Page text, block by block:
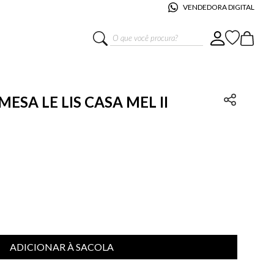
VENDEDORA DIGITAL
O que você procura?
LE LIS CASA MEL II
ADICIONAR À SACOLA